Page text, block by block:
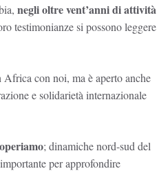
negli oltre vent’anni di attività
testimonianze si possono leggere
Africa con noi, ma è aperto anche
e solidarietà internazionale
; dinamiche nord-sud del
per approfondire